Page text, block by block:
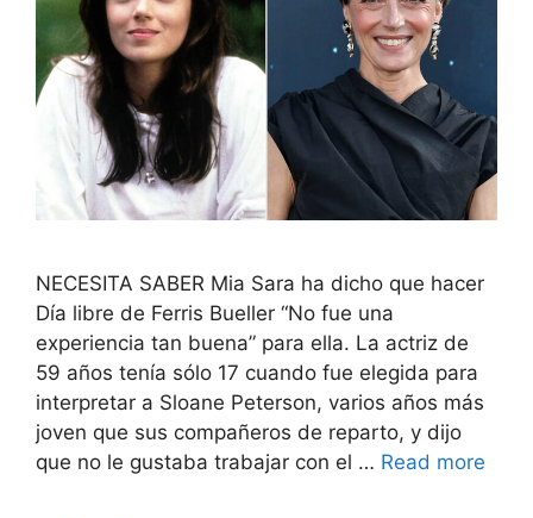
NECESITA SABER Mia Sara ha dicho que hacer
Día libre de Ferris Bueller “No fue una
experiencia tan buena” para ella. La actriz de
59 años tenía sólo 17 cuando fue elegida para
interpretar a Sloane Peterson, varios años más
joven que sus compañeros de reparto, y dijo
que no le gustaba trabajar con el … Read more